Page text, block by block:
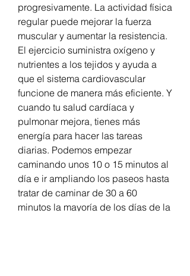
progresivamente. La actividad física
regular puede mejorar la fuerza
muscular y aumentar la resistencia.
El ejercicio suministra oxígeno y
nutrientes a los tejidos y ayuda a
que el sistema cardiovascular
funcione de manera más eficiente. Y
cuando tu salud cardíaca y
pulmonar mejora, tienes más
energía para hacer las tareas
diarias. Podemos empezar
caminando unos 10 o 15 minutos al
día e ir ampliando los paseos hasta
tratar de caminar de 30 a 60
minutos la mayoría de los días de la